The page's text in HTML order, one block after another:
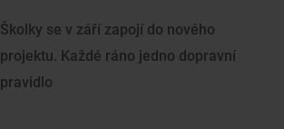
Školky se v září zapojí do nového
projektu. Každé ráno jedno dopravní
pravidlo